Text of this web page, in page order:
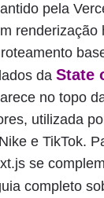
pela
renderização
da State
no topo
utilizada
e TikTok.
se
completo